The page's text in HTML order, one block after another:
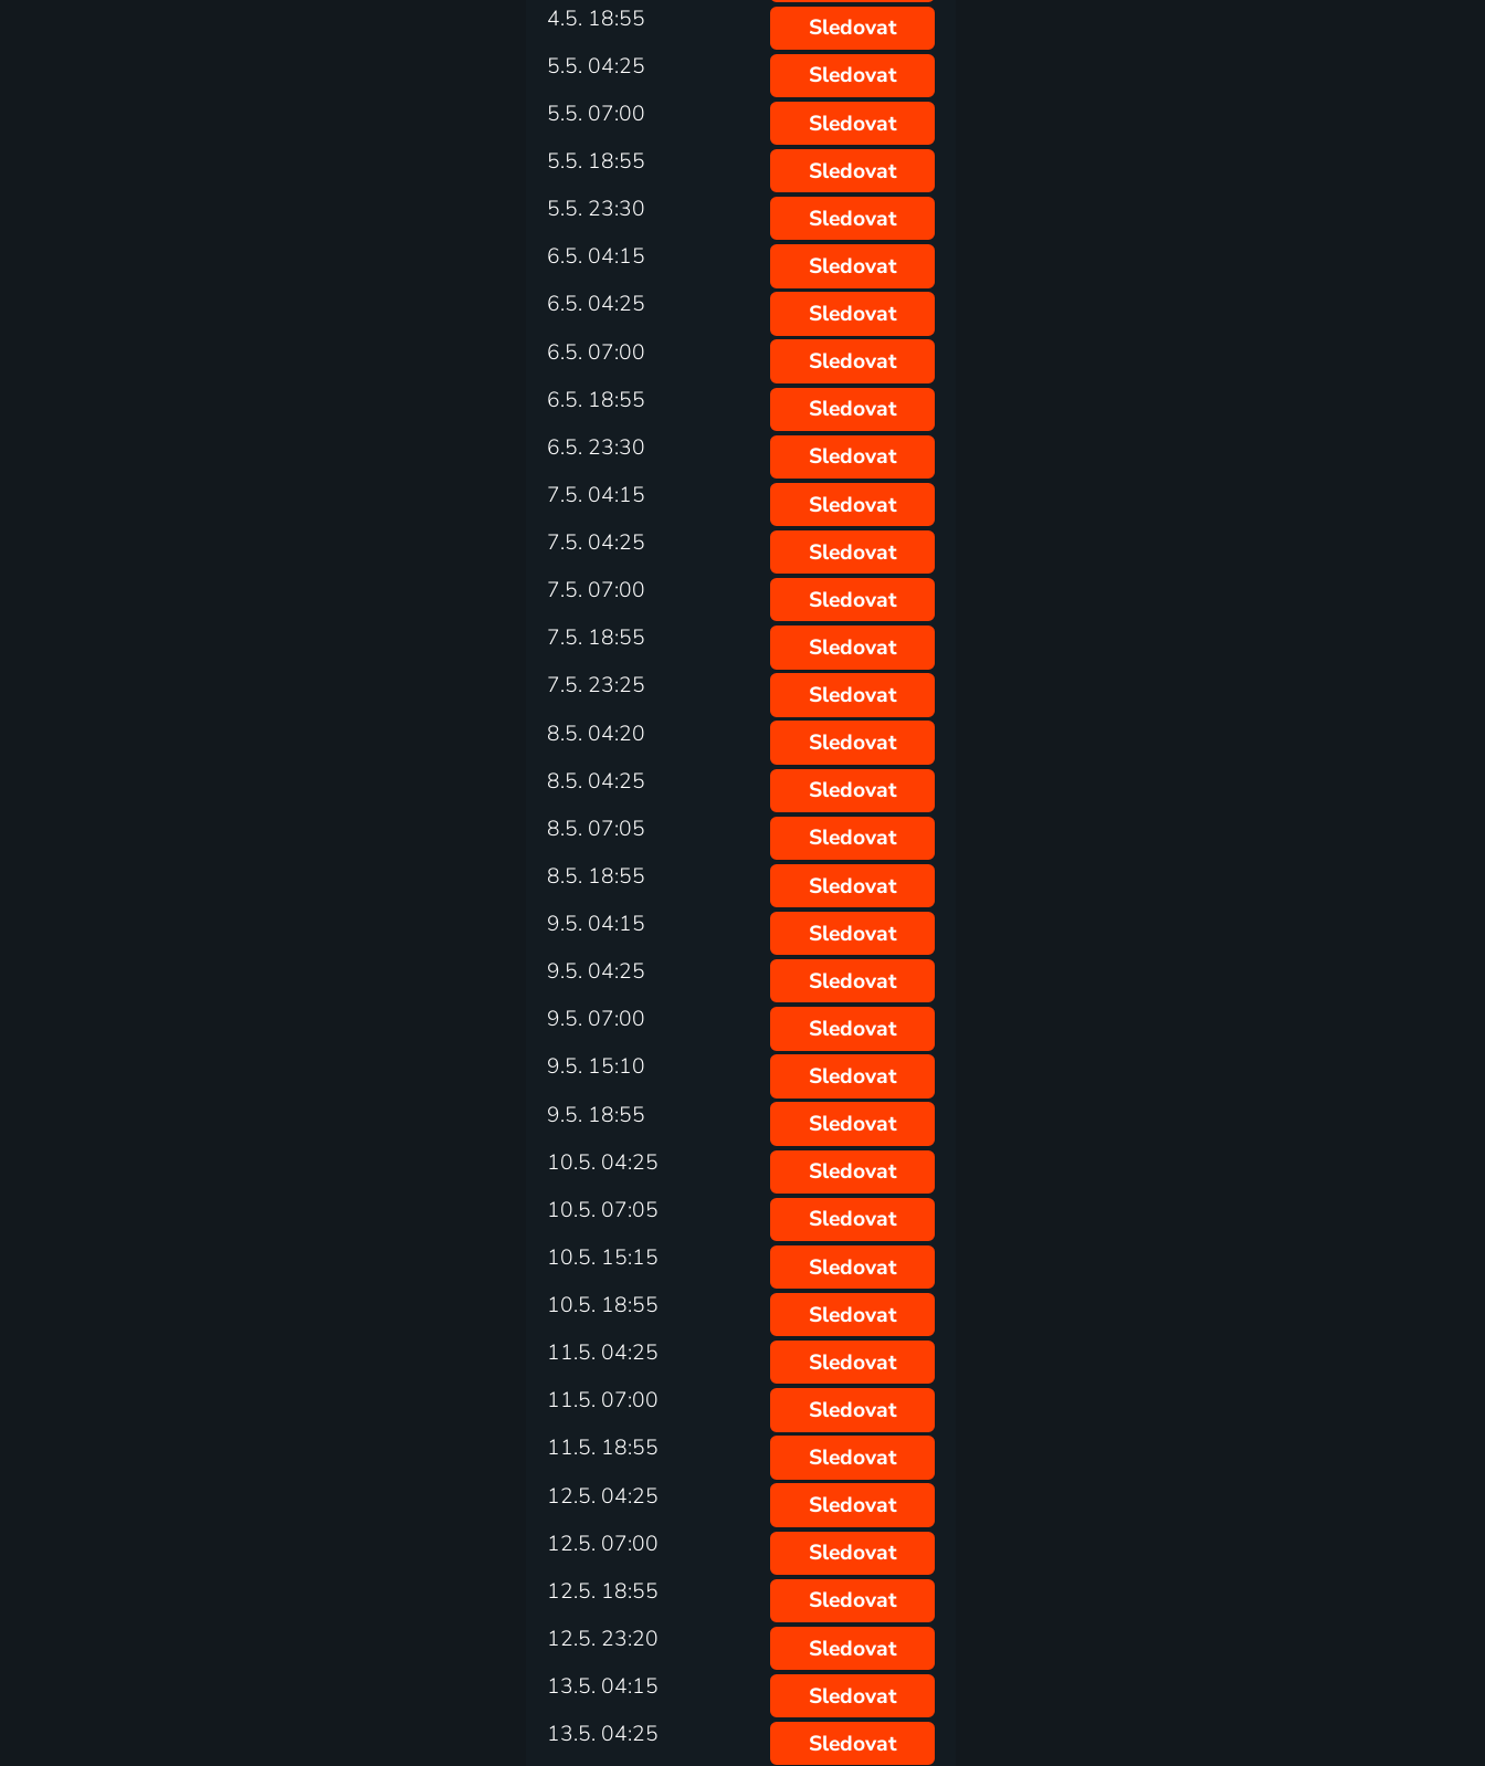
4.5. 18:55
Sledovat
5.5. 04:25
Sledovat
5.5. 07:00
Sledovat
5.5. 18:55
Sledovat
5.5. 23:30
Sledovat
6.5. 04:15
Sledovat
6.5. 04:25
Sledovat
6.5. 07:00
Sledovat
6.5. 18:55
Sledovat
6.5. 23:30
Sledovat
7.5. 04:15
Sledovat
7.5. 04:25
Sledovat
7.5. 07:00
Sledovat
7.5. 18:55
Sledovat
7.5. 23:25
Sledovat
8.5. 04:20
Sledovat
8.5. 04:25
Sledovat
8.5. 07:05
Sledovat
8.5. 18:55
Sledovat
9.5. 04:15
Sledovat
9.5. 04:25
Sledovat
9.5. 07:00
Sledovat
9.5. 15:10
Sledovat
9.5. 18:55
Sledovat
10.5. 04:25
Sledovat
10.5. 07:05
Sledovat
10.5. 15:15
Sledovat
10.5. 18:55
Sledovat
11.5. 04:25
Sledovat
11.5. 07:00
Sledovat
11.5. 18:55
Sledovat
12.5. 04:25
Sledovat
12.5. 07:00
Sledovat
12.5. 18:55
Sledovat
12.5. 23:20
Sledovat
13.5. 04:15
Sledovat
13.5. 04:25
Sledovat